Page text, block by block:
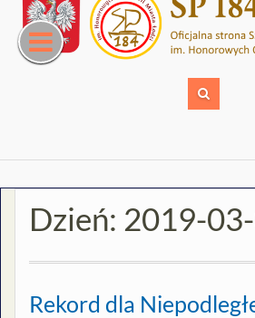
content
Dzień: 2019-
Rekord dla